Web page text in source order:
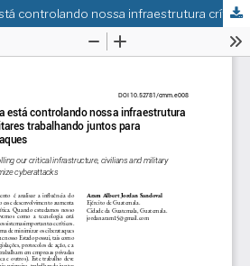
Como a tecnologia está controlando nossa infraestrutura crítica, civis e militares trabalhando juntos para minimizar ciberataques